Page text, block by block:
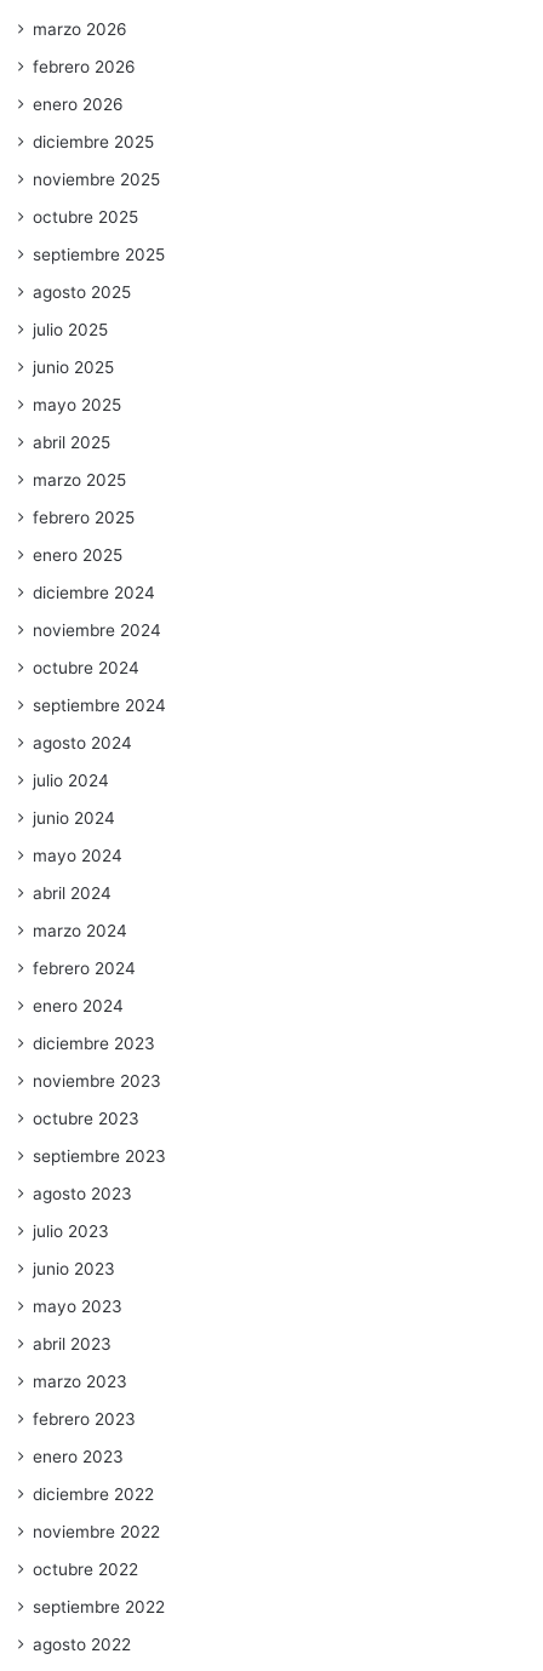
marzo 2026
febrero 2026
enero 2026
diciembre 2025
noviembre 2025
octubre 2025
septiembre 2025
agosto 2025
julio 2025
junio 2025
mayo 2025
abril 2025
marzo 2025
febrero 2025
enero 2025
diciembre 2024
noviembre 2024
octubre 2024
septiembre 2024
agosto 2024
julio 2024
junio 2024
mayo 2024
abril 2024
marzo 2024
febrero 2024
enero 2024
diciembre 2023
noviembre 2023
octubre 2023
septiembre 2023
agosto 2023
julio 2023
junio 2023
mayo 2023
abril 2023
marzo 2023
febrero 2023
enero 2023
diciembre 2022
noviembre 2022
octubre 2022
septiembre 2022
agosto 2022